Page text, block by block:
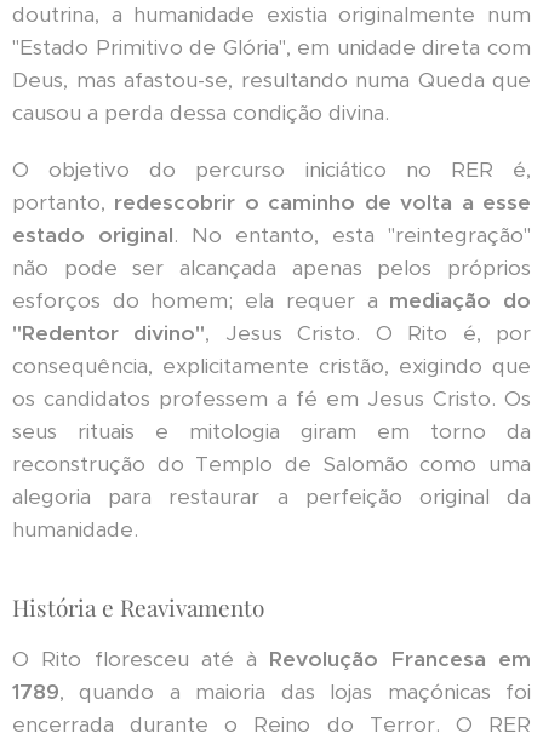
doutrina, a humanidade existia originalmente num
"Estado Primitivo de Glória", em unidade direta com
Deus, mas afastou-se, resultando numa Queda que
causou a perda dessa condição divina.
O objetivo do percurso iniciático no RER é,
portanto, redescobrir o caminho de volta a esse
estado original. No entanto, esta "reintegração"
não pode ser alcançada apenas pelos próprios
esforços do homem; ela requer a mediação do
"Redentor divino", Jesus Cristo. O Rito é, por
consequência, explicitamente cristão, exigindo que
os candidatos professem a fé em Jesus Cristo. Os
seus rituais e mitologia giram em torno da
reconstrução do Templo de Salomão como uma
alegoria para restaurar a perfeição original da
humanidade.
História e Reavivamento
O Rito floresceu até à Revolução Francesa em
1789, quando a maioria das lojas maçónicas foi
encerrada durante o Reino do Terror. O RER